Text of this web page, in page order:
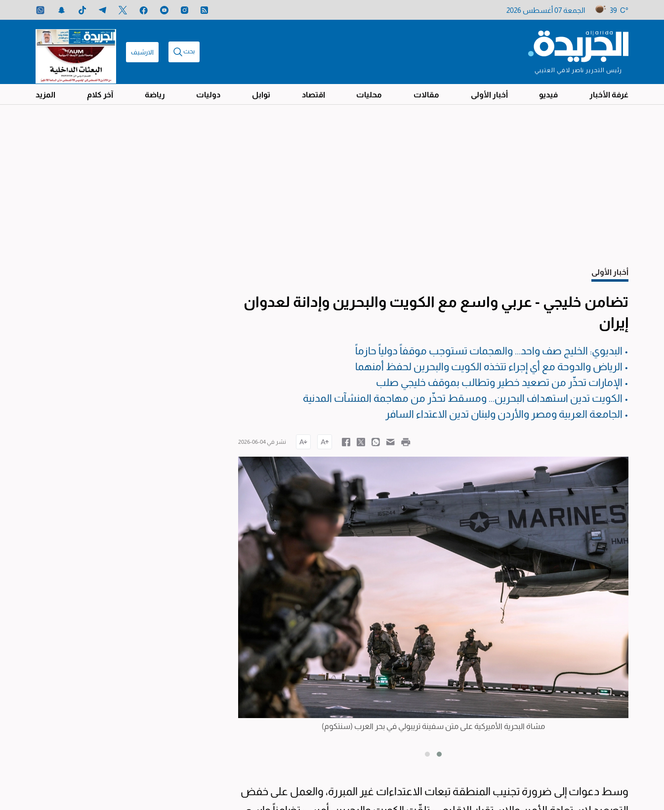
39 C° الجمعة 07 أغسطس 2026
رئيس التحرير ناصر لافي العتيبي
بحث الارشيف
غرفة الأخبار فيديو أخبار الأولى مقالات محليات اقتصاد توابل دوليات رياضة آخر كلام المزيد
أخبار الأولى
تضامن خليجي - عربي واسع مع الكويت والبحرين وإدانة لعدوان
إيران
• البديوي: الخليج صف واحد... والهجمات تستوجب موقفاً دولياً حازماً
• الرياض والدوحة مع أي إجراء تتخذه الكويت والبحرين لحفظ أمنهما
• الإمارات تحذّر من تصعيد خطير وتطالب بموقف خليجي صلب
• الكويت تدين استهداف البحرين... ومسقط تحذّر من مهاجمة المنشآت المدنية
• الجامعة العربية ومصر والأردن ولبنان تدين الاعتداء السافر
نشر في 04-06-2026
مشاة البحرية الأميركية على متن سفينة تريبولي في بحر العرب (سنتكوم)
وسط دعوات إلى ضرورة تجنيب المنطقة تبعات الاعتداءات غير المبررة، والعمل على خفض